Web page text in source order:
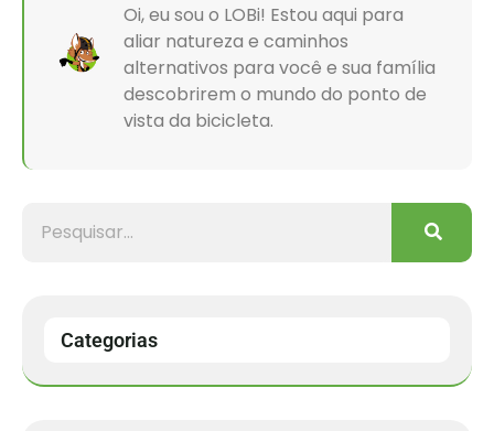
Oi, eu sou o LOBi! Estou aqui para
aliar natureza e caminhos
alternativos para você e sua família
descobrirem o mundo do ponto de
vista da bicicleta.
Categorias